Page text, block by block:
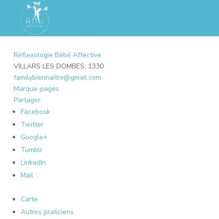
Réflexologie Bébé Affective
VILLARS LES DOMBES, 1330
familybiennaitre@gmail.com
Marque-pages
Partager
Facebook
Twitter
Google+
Tumblr
LinkedIn
Mail
Carte
Autres praticiens